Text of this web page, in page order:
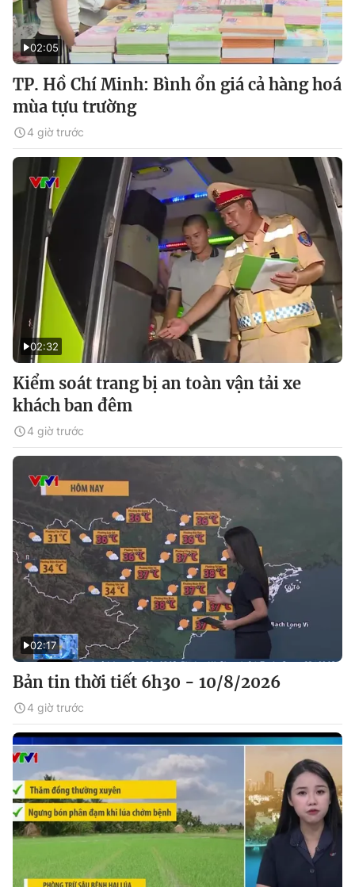
02:05
TP. Hồ Chí Minh: Bình ổn giá cả hàng hoá
mùa tựu trường
4 giờ trước
02:32
Kiểm soát trang bị an toàn vận tải xe
khách ban đêm
4 giờ trước
02:17
Bản tin thời tiết 6h30 - 10/8/2026
4 giờ trước